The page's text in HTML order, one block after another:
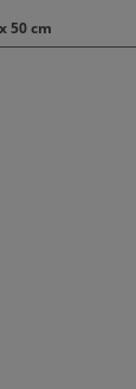
50 cm